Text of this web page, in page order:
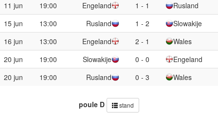
11 jun
19:00 Engeland 1 - 1
Rusland
15 jun
13:00 Rusland 1 - 2
Slowakije
16 jun
13:00 Engeland 2 - 1
Wales
20 jun
19:00 Slowakije 0 - 0
Engeland
20 jun
19:00 Rusland 0 - 3 Wales
poule D stand